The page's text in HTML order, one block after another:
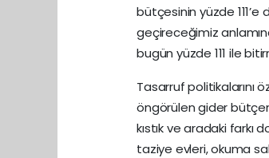
bütçesinin yüzde 111’e
geçireceğimiz
bugün yüzde 111 ile
Tasarruf politikalarını
öngörülen gider
kıstık ve aradaki farkı
taziye evleri, okuma